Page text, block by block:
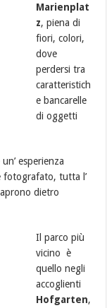
Marienplat
z, piena di
fiori, colori,
dove
perdersi tra
caratteristich
e bancarelle
di oggetti
esperienza
fotografato, tutta l’
dietro
Il parco più
vicino è
quello negli
accoglienti
Hofgarten,